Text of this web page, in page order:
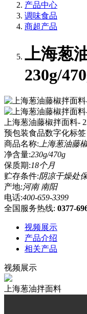
产品中心
调味食品
商超产品
上海葱
230g/
上海葱油藤椒拌面料-
预包装食品数字化标签
商品名称: 上海葱油藤
净含量:230g/470g
保质期:18个月
贮存条件:阴凉干燥处
产地:河南 南阳
电话:400-659-3399
全国服务热线: 0377-
视频展示
产品介绍
相关产品
视频展示
上海葱油拌面料